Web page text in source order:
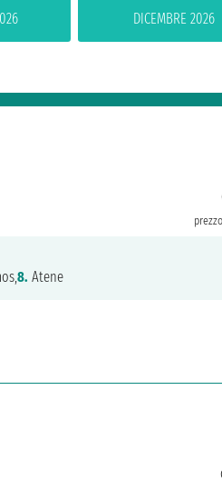
DICEMBRE 2026
8. Atene